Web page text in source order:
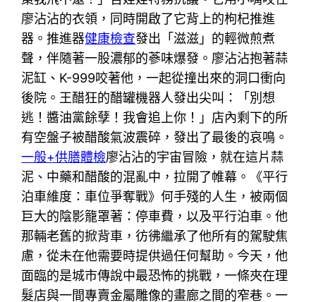
廖沾沾的衣領，同時開啟了它背上的枸杞推進
器。推進器健康檢查發出「滋滋」的輕微煎煮
聲，伴隨著一股濃郁的蔘味爆發。廖沾沾抱著蒜
泥缸、K-999咬著他，一起從撞出來的洞口衝向
後院。王醋狂的醋罐機器人發出尖叫：「別想
逃！醬油黨餘孽！我會追上你！」店內剩下的所
有空盤子被醋酸氣波震碎，發出了最後的哀鳴。
一般+供膳體檢廖沾沾的宇宙冒險，就在這片蒜
泥、中藥和醋酸的混亂中，拉開了帷幕。《平行
泊車維度：車位爭奪戰》何手殘的人生，被兩個
巨大的陰影籠罩著：停車費，以及平行泊車。他
那輛老舊的掀背車，彷彿繼承了他所有的駕駛焦
慮，從未在他需要時提供過任何幫助。今天，他
面臨的是城市傳說中最恐怖的挑戰，一條夾在理
髮店與一間專賣金屬雕像的畫廊之間的窄巷。一